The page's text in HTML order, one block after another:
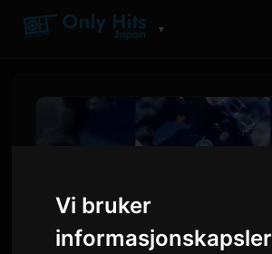
Vi bruker
informasjonskapsler
▼